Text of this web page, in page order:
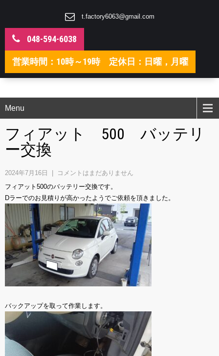
t.factory6063@gmail.com
048-594-6038
営業時間：10時～19時 定休日：日曜，月曜
Menu
フィアット 500 バッテリ
ー交換
2024年7月16日
コメントはまだありません
フィアット500のバッテリー交換です。
Dラーでのお見積りが高かったようでご依頼を頂きました。
バックアップを取って作業します。